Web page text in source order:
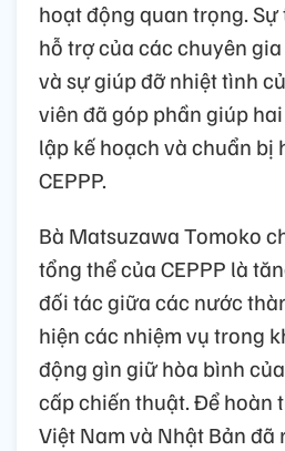
hoạt động quan trọng.
hỗ trợ của các chuyên
và sự giúp đỡ nhiệt tình
viên đã góp phần giúp
lập kế hoạch và chuẩn bị
CEPPP.
Bà Matsuzawa Tomoko
tổng thể của CEPPP là
đối tác giữa các nước
hiện các nhiệm vụ trong
động gìn giữ hòa bình
cấp chiến thuật. Để hoàn
Việt Nam và Nhật Bản